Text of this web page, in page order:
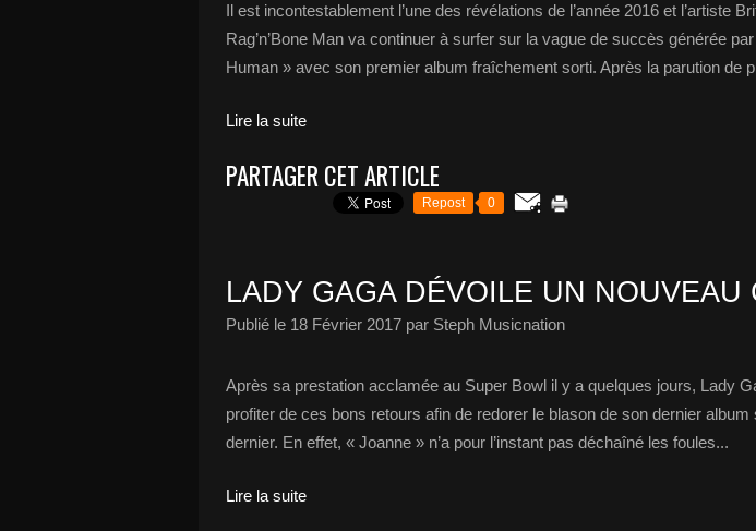
Il est incontestablement l’une des révélations de l’année 2016 et l’artiste
Rag’n’Bone Man va continuer à surfer sur la vague de succès générée
Human » avec son premier album fraîchement sorti. Après la parution de
Lire la suite
PARTAGER CET ARTICLE
Repost 0
LADY GAGA DÉVOILE UN NOUVEAU
Publié le 18 Février 2017 par Steph Musicnation
Après sa prestation acclamée au Super Bowl il y a quelques jours, Lady
profiter de ces bons retours afin de redorer le blason de son dernier album
dernier. En effet, « Joanne » n’a pour l’instant pas déchaîné les foules...
Lire la suite